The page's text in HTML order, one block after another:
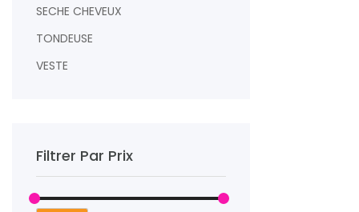
SECHE CHEVEUX
TONDEUSE
VESTE
Filtrer Par Prix